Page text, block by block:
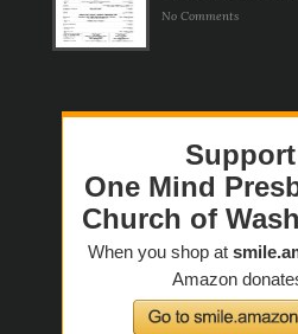
No Comments